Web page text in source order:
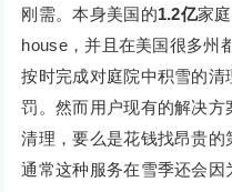
刚需。本身美国的1.2亿家
house，并且在美国很多州
按时完成对庭院中积雪的清
罚。然而用户现有的解决
清理，要么是花钱找昂贵的
通常这种服务在雪季还会因